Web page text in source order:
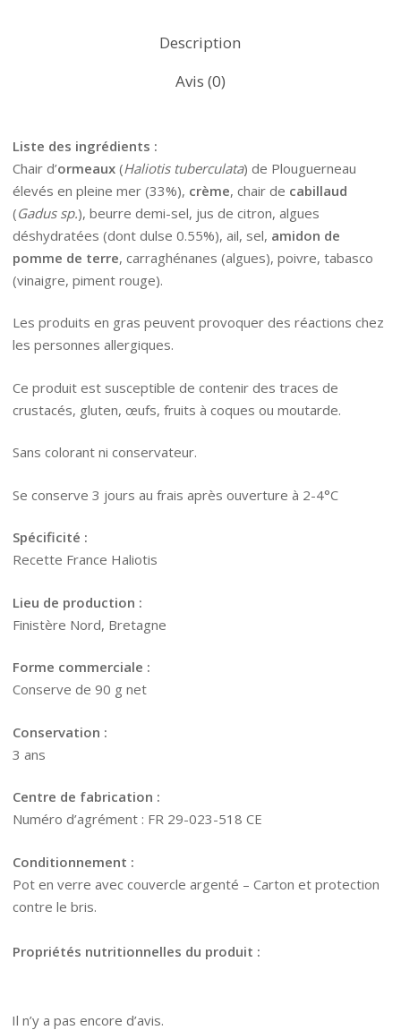
Description
Avis (0)
Liste des ingrédients :
Chair d’ormeaux(Haliotis tuberculata) de Plouguerneau
élevés en pleine mer (33%), crème, chair de cabillaud
(Gadus sp.), beurre demi-sel, jus de citron, algues
déshydratées (dont dulse 0.55%), ail, sel, amidon de
pomme de terre, carraghénanes (algues), poivre, tabasco
(vinaigre, piment rouge).
Les produits en gras peuvent provoquer des réactions chez
les personnes allergiques.
Ce produit est susceptible de contenir des traces de
crustacés, gluten, œufs, fruits à coques ou moutarde.
Sans colorant ni conservateur.
Se conserve 3 jours au frais après ouverture à 2-4°C
Spécificité :
Recette France Haliotis
Lieu de production :
Finistère Nord, Bretagne
Forme commerciale :
Conserve de 90 g net
Conservation :
3 ans
Centre de fabrication :
Numéro d’agrément : FR 29-023-518 CE
Conditionnement :
Pot en verre avec couvercle argenté – Carton et protection
contre le bris.
Propriétés nutritionnelles du produit :
Il n’y a pas encore d’avis.